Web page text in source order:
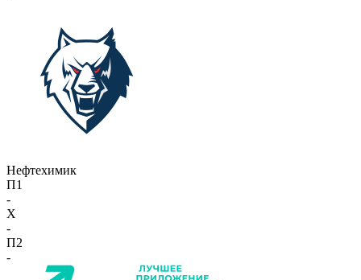
Нефтехимик
П1
-
X
-
П2
-